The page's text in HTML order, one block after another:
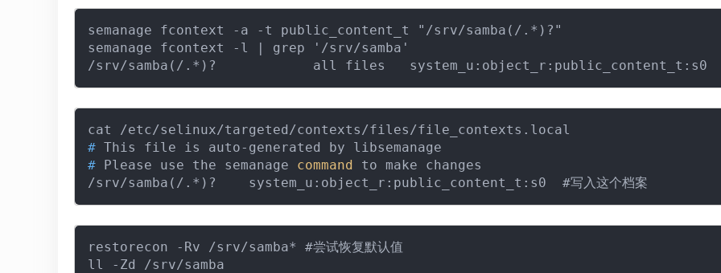
semanage fcontext -a -t public_content_t "/srv/samba(/.*)?"
semanage fcontext -l | grep '/srv/samba'
# This file is auto-generated by libsemanage
# Please use the semanage command to make changes
restorecon -Rv /srv/samba* #尝试恢复默认值
ll -Zd /srv/samba